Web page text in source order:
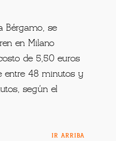
Bérgamo, se
en Milano
de 5,50 euros
entre 48 minutos y
según el
IR ARRIBA